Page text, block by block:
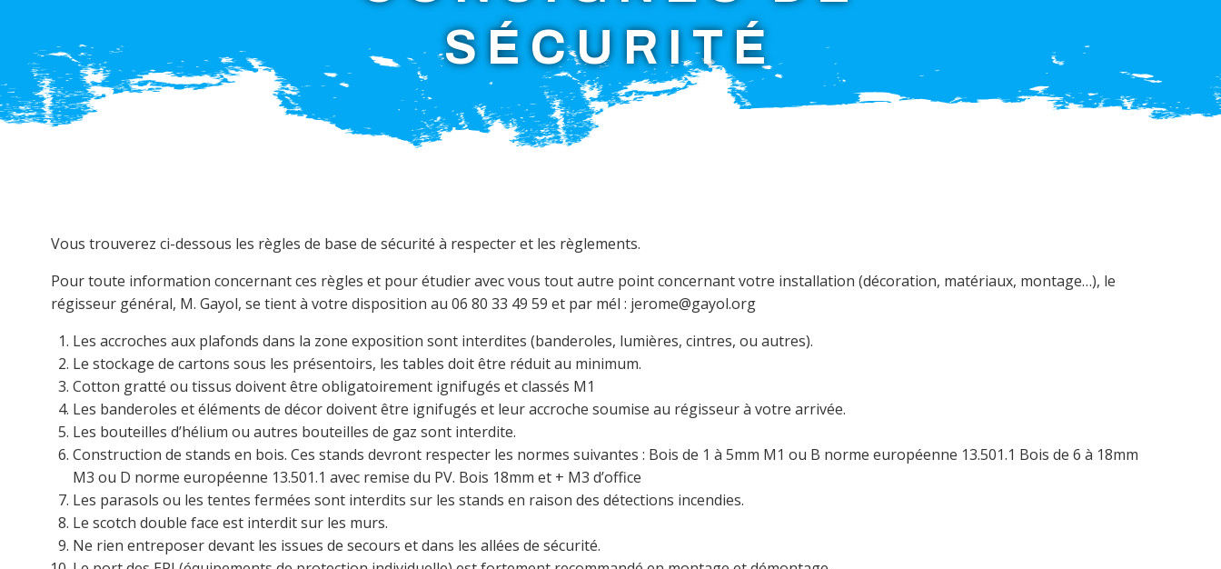
SÉCURITÉ
Vous trouverez ci-dessous les règles de base de sécurité à respecter et les règlements.
Pour toute information concernant ces règles et pour étudier avec vous tout autre point concernant votre installation (décoration, matériaux, montage…), le
régisseur général, M. Gayol, se tient à votre disposition au 06 80 33 49 59 et par mél : jerome@gayol.org
Les accroches aux plafonds dans la zone exposition sont interdites (banderoles, lumières, cintres, ou autres).
Le stockage de cartons sous les présentoirs, les tables doit être réduit au minimum.
Cotton gratté ou tissus doivent être obligatoirement ignifugés et classés M1
Les banderoles et éléments de décor doivent être ignifugés et leur accroche soumise au régisseur à votre arrivée.
Les bouteilles d’hélium ou autres bouteilles de gaz sont interdite.
Construction de stands en bois. Ces stands devront respecter les normes suivantes : Bois de 1 à 5mm M1 ou B norme européenne 13.501.1 Bois de 6 à 18mm
M3 ou D norme européenne 13.501.1 avec remise du PV. Bois 18mm et + M3 d’office
Les parasols ou les tentes fermées sont interdits sur les stands en raison des détections incendies.
Le scotch double face est interdit sur les murs.
Ne rien entreposer devant les issues de secours et dans les allées de sécurité.